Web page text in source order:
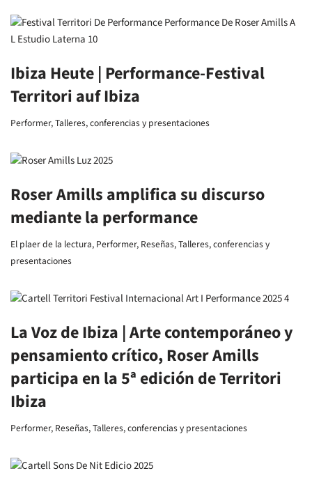
Ibiza Heute | Performance-Festival
Territori auf Ibiza
Performer,Talleres, conferencias y presentaciones
Roser Amills amplifica su discurso
mediante la performance
El plaer de la lectura, Performer, Reseñas,Talleres, conferencias y
presentaciones
La Voz de Ibiza | Arte contemporáneo y
pensamiento crítico, Roser Amills
participa en la 5ª edición de Territori
Ibiza
Performer, Reseñas,Talleres, conferencias y presentaciones